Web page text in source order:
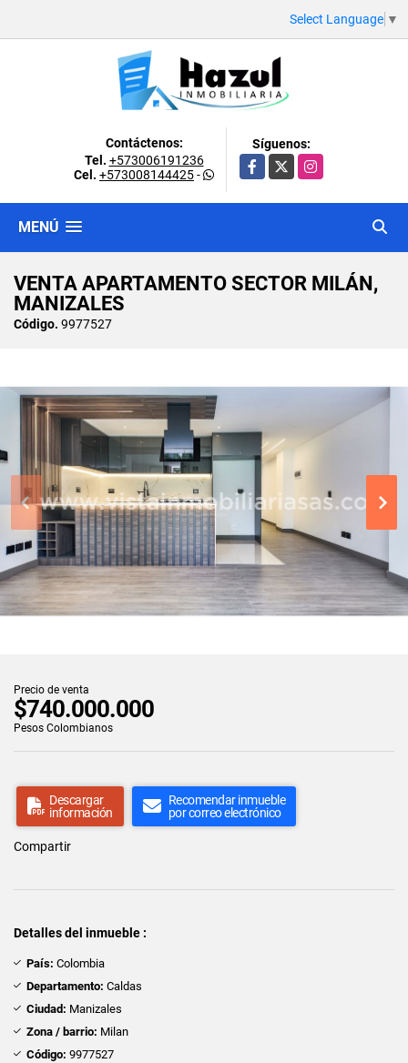
Select Language ▼
Contáctenos:
Tel. +573006191236
Cel. +573008144425-
Síguenos:
Facebook
X Instagram
MENÚ
VENTA APARTAMENTO SECTOR MILÁN,
MANIZALES
Código. 9977527
Precio de venta
$740.000.000
Pesos Colombianos
Descargar
información
Recomendar inmueble
por correo electrónico
Compartir
Detalles del inmueble :
País: Colombia
Departamento: Caldas
Ciudad: Manizales
Zona / barrio: Milan
Código: 9977527